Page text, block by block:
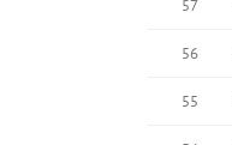
57
56
55